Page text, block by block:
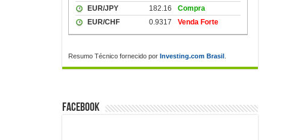
Resumo Técnico fornecido por Investing.com Brasil
FACEBOOK